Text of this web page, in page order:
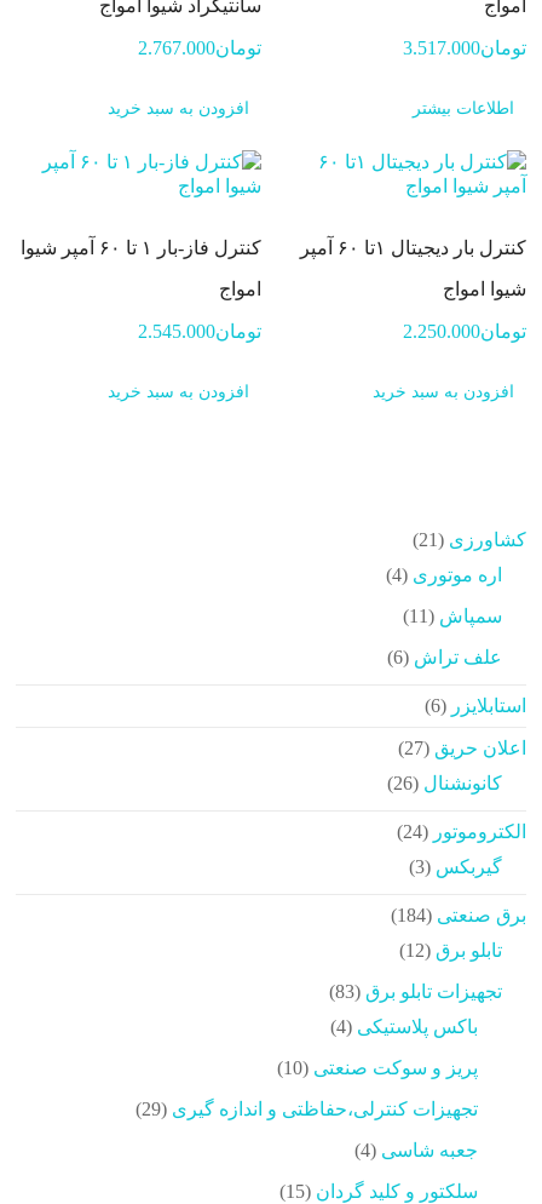
امواج
تومان3.517.000
اطلاعات بیشتر
سانتیگراد شیوا امواج
تومان2.767.000
افزودن به سبد خرید
کنترل بار دیجیتال ۱تا ۶۰ آمپر
شیوا امواج
تومان2.250.000
افزودن به سبد خرید
کنترل فاز-بار ۱ تا ۶۰ آمپر شیوا
امواج
تومان2.545.000
افزودن به سبد خرید
کشاورزی 21
21
محصولات اره موتوری 4
4
سمپاش 11
11
علف تراش 6
6
استابلایزر
6
6
اعلان حریق 27
27
محصولات
کانونشنال 26
26
الکتروموتور
24
24
گیربکس 3
3
برق صنعتی
184
184
تابلو برق 12
12
تجهیزات تابلو برق 83
83
محصولات
باکس پلاستیکی 4
4
پریز و سوکت صنعتی 10
10
محصولات
تجهیزات کنترلی،حفاظتی و اندازه گیری 29
29
جعبه شاسی 4
4
محصولات
سلکتور و کلید گردان 15
15